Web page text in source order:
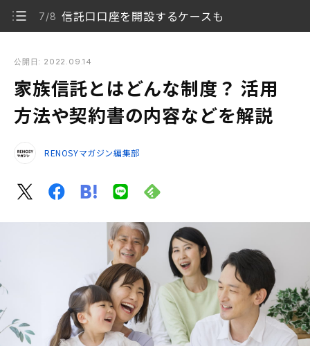
7/8 信託口口座を開設するケースも
1/8 家族信託とは
2/8 家族信託を利用するメリット
3/8 成年後見制度との違い
4/8 家族信託の仕組み
5/8 受託者ができないこと
家族信託を利用するには
信託口口座を開設するケースも
家族で協力して財産を守り活用しよう
公開日: 2022.09.14
家族信託とはどんな制度？ 活用
方法や契約書の内容などを解説
RENOSYマガジン編集部